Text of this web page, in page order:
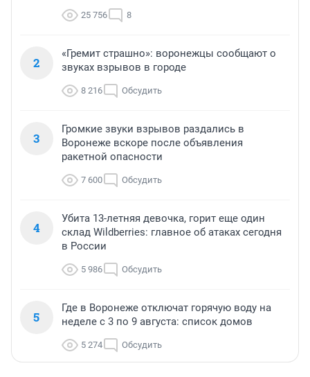
25 756 8
2
«Гремит страшно»: воронежцы сообщают о
звуках взрывов в городе
8 216 Обсудить
3
Громкие звуки взрывов раздались в
Воронеже вскоре после объявления
ракетной опасности
7 600 Обсудить
4
Убита 13-летняя девочка, горит еще один
склад Wildberries: главное об атаках сегодня
в России
5 986 Обсудить
5
Где в Воронеже отключат горячую воду на
неделе с 3 по 9 августа: список домов
5 274 Обсудить